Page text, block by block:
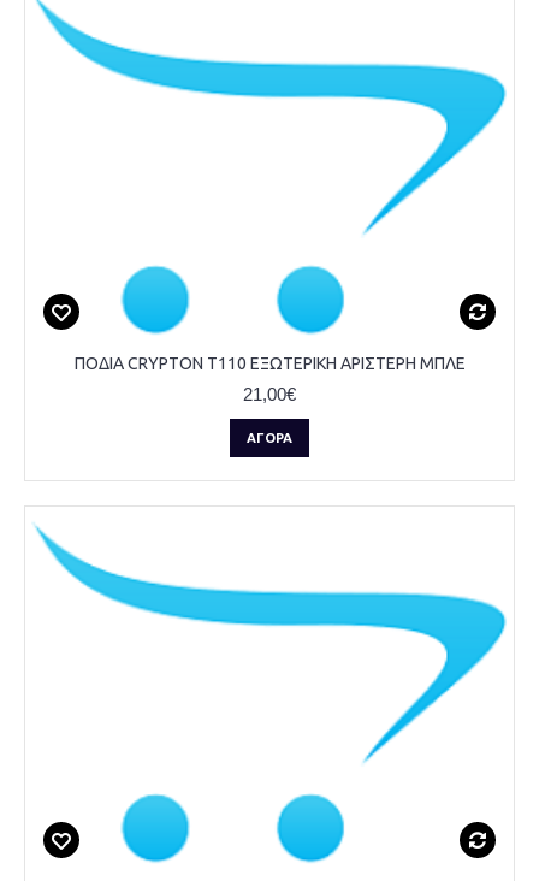
ΠΟΔΙΑ CRYPTON T110 ΕΞΩΤΕΡΙΚΗ ΑΡΙΣΤΕΡΗ ΜΠΛΕ
21,00€
ΑΓΟΡΆ